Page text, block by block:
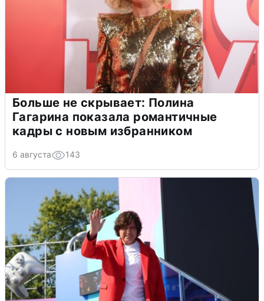
Больше не скрывает: Полина
Гагарина показала романтичные
кадры с новым избранником
6 августа 143